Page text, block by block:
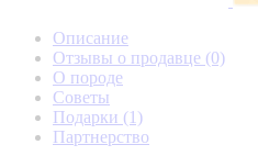
Описание
Отзывы о продавце (0)
О породе
Советы
Подарки (1)
Партнерство